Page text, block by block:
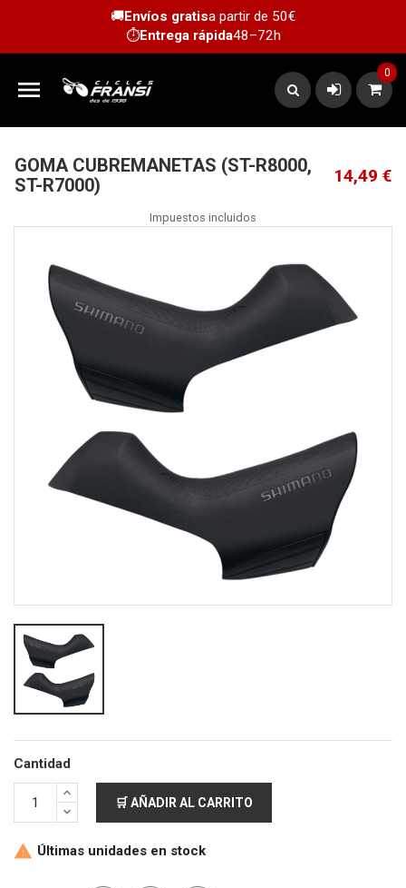
🚚Envíos gratisa partir de 50€
⏱️Entrega rápida48–72h

0
GOMA CUBREMANETAS (ST-R8000,
ST-R7000)
14,49 €
Impuestos incluidos
Cantidad
🛒 AÑADIR AL CARRITO
 Últimas unidades en stock